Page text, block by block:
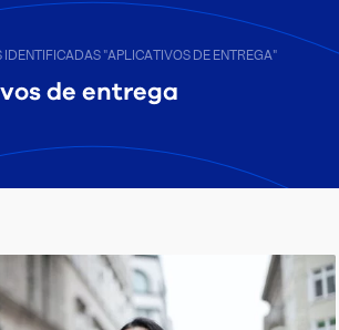
IDENTIFICADAS "APLICATIVOS DE ENTREGA"
de entrega